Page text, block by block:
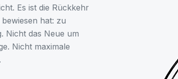
Es ist die Rückkehr
hat: zu
Nicht das Neue um
Nicht maximale